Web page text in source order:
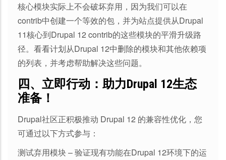
核心模块实际上不会破坏弃用，因为我们可以在
contrib中创建一个等效的包，并为站点提供从Drupal
11核心到Drupal 12 contrib的这些模块的平滑升级路
径。看看计划从Drupal 12中删除的模块和其他依赖项
的列表，并考虑帮助解决这些问题。
四、立即行动：助力Drupal 12生态
准备！
Drupal社区正积极推动 Drupal 12 的兼容性优化，您
可通过以下方式参与：
测试弃用模块 – 验证现有功能在Drupal 12环境下的运